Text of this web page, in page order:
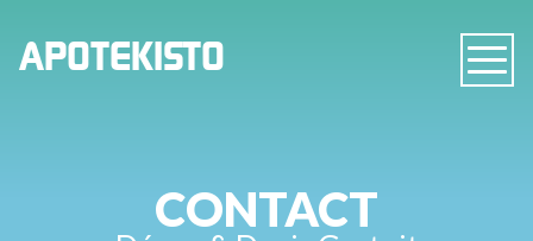
APOTEKISTO
CONTACT